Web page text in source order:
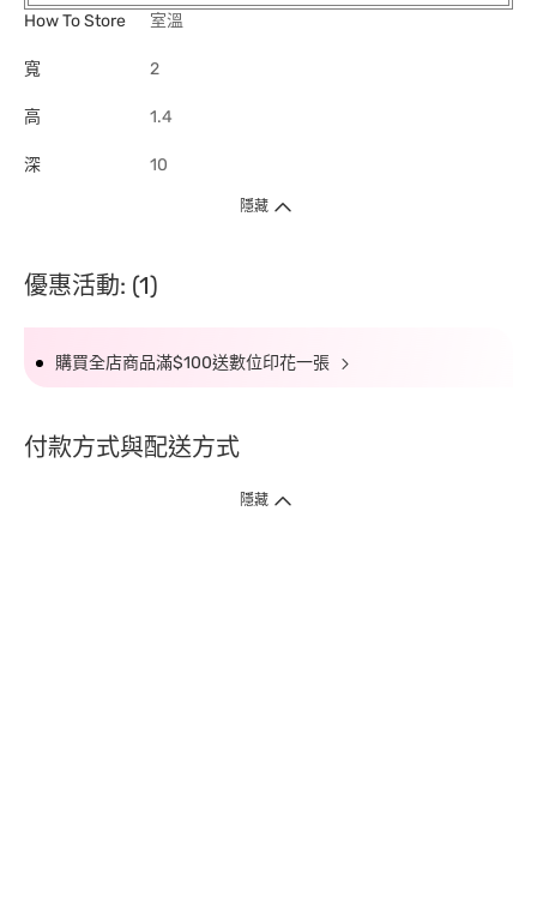
How To Store
室溫
寬 2
高 1.4
深 10
隱藏
優惠活動: (1)
購買全店商品滿$100送數位印花一張
付款方式與配送方式
隱藏